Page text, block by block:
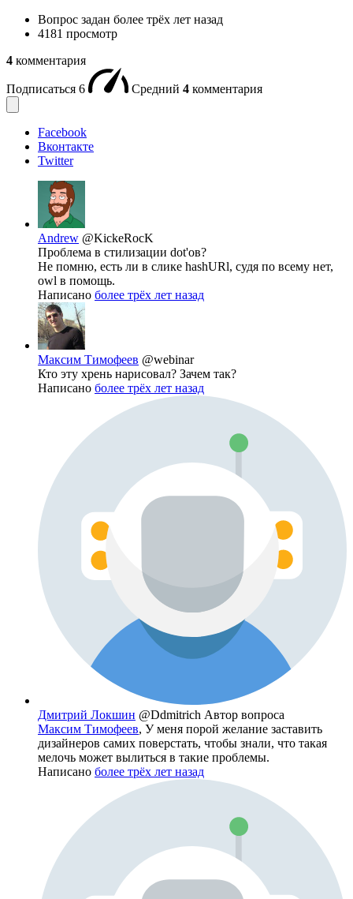
Вопрос задан более трёх лет назад
4181 просмотр
4 комментария
Подписаться 6 Средний 4 комментария
Facebook
Вконтакте
Twitter
Andrew @KickeRocK
Проблема в стилизации dot'ов?
Не помню, есть ли в слике hashURl, судя по всему нет,
owl в помощь.
Написано более трёх лет назад
Максим Тимофеев @webinar
Кто эту хрень нарисовал? Зачем так?
Написано более трёх лет назад
Дмитрий Локшин @Ddmitrich Автор вопроса
Максим Тимофеев, У меня порой желание заставить
дизайнеров самих поверстать, чтобы знали, что такая
мелочь может вылиться в такие проблемы.
Написано более трёх лет назад